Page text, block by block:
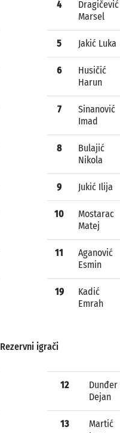
4
Dragičević
Marsel
5 Jakić Luka
6
Husičić
Harun
7
Sinanović
Imad
8
Bulajić
Nikola
9 Jukić Ilija
10
Mostarac
Matej
11
Aganović
Esmin
19
Kadić
Emrah
Rezervni igrači
12
Dunđer
Dejan
13
Martić